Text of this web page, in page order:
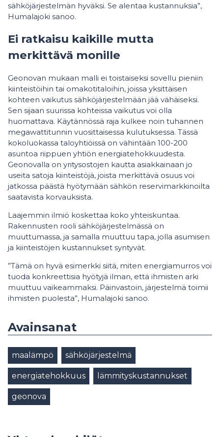
sähköjärjestelmän hyväksi. Se alentaa kustannuksia”,
Humalajoki sanoo.
Ei ratkaisu kaikille mutta
merkittävä monille
Geonovan mukaan malli ei toistaiseksi sovellu pieniin
kiinteistöihin tai omakotitaloihin, joissa yksittäisen
kohteen vaikutus sähköjärjestelmään jää vähäiseksi.
Sen sijaan suurissa kohteissa vaikutus voi olla
huomattava. Käytännössä raja kulkee noin tuhannen
megawattitunnin vuosittaisessa kulutuksessa. Tässä
kokoluokassa taloyhtiöissä on vähintään 100-200
asuntoa riippuen yhtiön energiatehokkuudesta.
Geonovalla on yritysostojen kautta asiakkainaan jo
useita satoja kiinteistöjä, joista merkittävä osuus voi
jatkossa päästä hyötymään sähkön reservimarkkinoilta
saatavista korvauksista.
Laajemmin ilmiö koskettaa koko yhteiskuntaa.
Rakennusten rooli sähköjärjestelmässä on
muuttumassa, ja samalla muuttuu tapa, jolla asumisen
ja kiinteistöjen kustannukset syntyvät.
”Tämä on hyvä esimerkki siitä, miten energiamurros voi
tuoda konkreettisia hyötyjä ilman, että ihmisten arki
muuttuu vaikeammaksi. Päinvastoin, järjestelmä toimii
ihmisten puolesta”, Humalajoki sanoo.
Avainsanat
maalämpö sähköjärjestelmä
energiatehokkuus lämmityskustannukset
geonova